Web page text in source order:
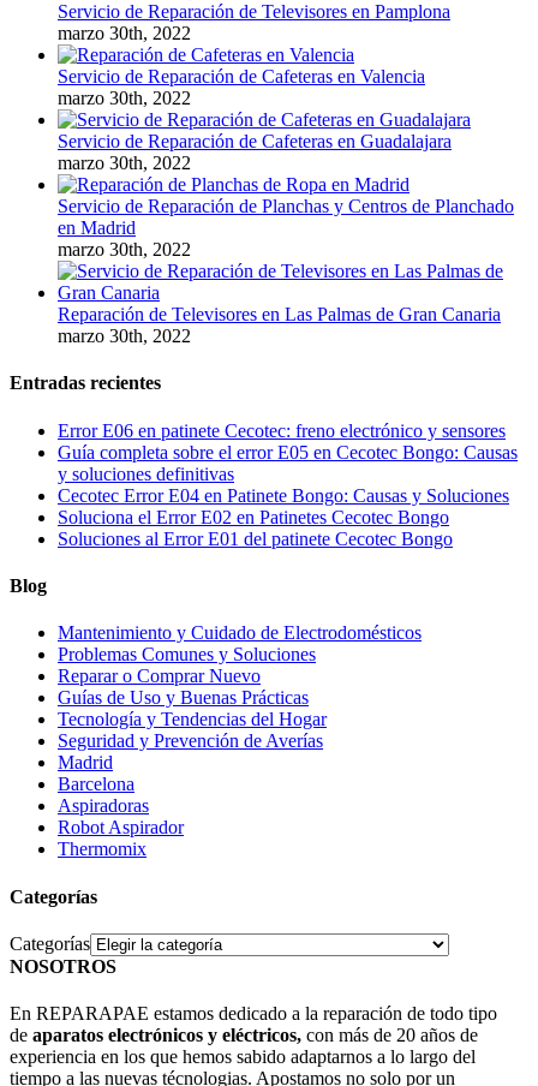
Servicio de Reparación de Televisores en Pamplona
marzo 30th, 2022
Servicio de Reparación de Cafeteras en Valencia
marzo 30th, 2022
Servicio de Reparación de Cafeteras en Guadalajara
marzo 30th, 2022
Servicio de Reparación de Planchas y Centros de Planchado
en Madrid
marzo 30th, 2022
Reparación de Televisores en Las Palmas de Gran Canaria
marzo 30th, 2022
Entradas recientes
Error E06 en patinete Cecotec: freno electrónico y sensores
Guía completa sobre el error E05 en Cecotec Bongo: Causas
y soluciones definitivas
Cecotec Error E04 en Patinete Bongo: Causas y Soluciones
Soluciona el Error E02 en Patinetes Cecotec Bongo
Soluciones al Error E01 del patinete Cecotec Bongo
Blog
Mantenimiento y Cuidado de Electrodomésticos
Problemas Comunes y Soluciones
Reparar o Comprar Nuevo
Guías de Uso y Buenas Prácticas
Tecnología y Tendencias del Hogar
Seguridad y Prevención de Averías
Madrid
Barcelona
Aspiradoras
Robot Aspirador
Thermomix
Categorías
Categorías
NOSOTROS
En REPARAPAE estamos dedicado a la reparación de todo tipo
de aparatos electrónicos y eléctricos, con más de 20 años de
experiencia en los que hemos sabido adaptarnos a lo largo del
tiempo a las nuevas técnologias. Apostamos no solo por un